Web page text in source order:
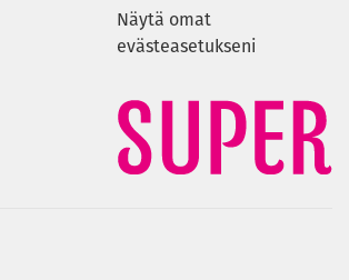
Näytä omat
evästeasetukseni